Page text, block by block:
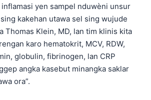
yen sampel nduwèni unsur
kakehan utawa sel sing wujude
Thomas Klein, MD, lan tim klinis kita
karo hematokrit, MCV, RDW,
globulin, fibrinogen, lan CRP
angka kasebut minangka saklar
ora”.